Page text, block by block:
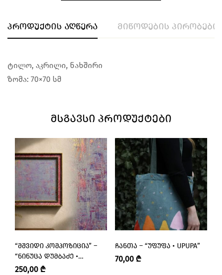
პროდუქტის აღწერა მიწოდების პირობები
ტილო, აკრილი, ნახშირი
ზომა: 70×70 სმ
ᲛᲡᲒᲐᲕᲡᲘ ᲞᲠᲝᲓᲣᲥᲢᲔᲑᲘ
“ᲛᲨᲕᲘᲓᲘ ᲙᲝᲛᲞᲝᲖᲘᲪᲘᲐ” –
“ᲜᲘᲜᲣᲪᲐ ᲓᲣᲛᲑᲐᲫᲔ •
NINUTSA DUMBADZE”
250,00 ₾
ᲩᲐᲜᲗᲐ – “ᲣᲤᲣᲤᲐ • UPUPA”
70,00 ₾